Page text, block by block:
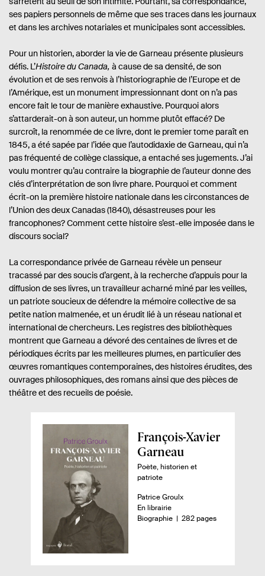
ses papiers personnels de même que ses traces dans les journaux
et dans les archives notariales et municipales sont accessibles.
Pour un historien, aborder la vie de Garneau présente plusieurs
défis. L’Histoire du Canada, à cause de sa densité, de son
évolution et de ses renvois à l’historiographie de l’Europe et de
l’Amérique, est un monument impressionnant dont on n’a pas
encore fait le tour de manière exhaustive. Pourquoi alors
s’attarderait-on à son auteur, un homme plutôt effacé? De
surcroît, la renommée de ce livre, dont le premier tome paraît en
1845, a été sapée par l’idée que l’autodidaxie de Garneau, qui n’a
pas fréquenté de collège classique, a entaché ses jugements. J’ai
voulu montrer qu’au contraire la biographie de l’auteur donne des
clés d’interprétation de son livre phare. Pourquoi et comment
écrit-on la première histoire nationale dans les circonstances de
l’Union des deux Canadas (1840), désastreuses pour les
francophones? Comment cette histoire s’est-elle imposée dans le
discours social?
La correspondance privée de Garneau révèle un penseur
tracassé par des soucis d’argent, à la recherche d’appuis pour la
diffusion de ses livres, un travailleur acharné miné par les veilles,
un patriote soucieux de défendre la mémoire collective de sa
petite nation malmenée, et un érudit lié à un réseau national et
international de chercheurs. Les registres des bibliothèques
montrent que Garneau a dévoré des centaines de livres et de
périodiques écrits par les meilleures plumes, en particulier des
œuvres romantiques contemporaines, des histoires érudites, des
ouvrages philosophiques, des romans ainsi que des pièces de
théâtre et des recueils de poésie.
A
p
e
r
ç
u
d
François-Xavier
Garneau
Poète, historien et
patriote
A
u
t
Patrice Groulx
D
i
En librairie
n
Biographie- 282 pages